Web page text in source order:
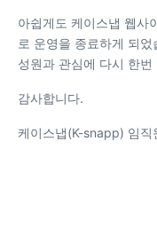
아쉽게도 케이스냅 웹사
로 운영을 종료하게 되
성원과 관심에 다시 한
감사합니다.
케이스냅(K-snapp) 임직